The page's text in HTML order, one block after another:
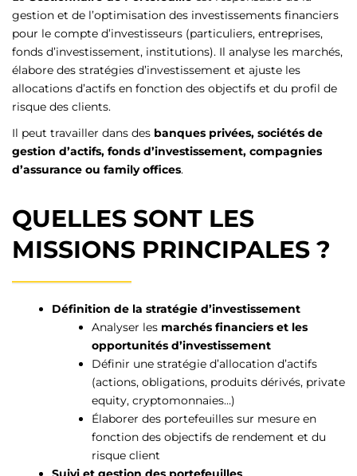
gestion et de l’optimisation des investissements financiers
pour le compte d’investisseurs (particuliers, entreprises,
fonds d’investissement, institutions). Il analyse les marchés,
élabore des stratégies d’investissement et ajuste les
allocations d’actifs en fonction des objectifs et du profil de
risque des clients.
Il peut travailler dans des banques privées, sociétés de
gestion d’actifs, fonds d’investissement, compagnies
d’assurance ou family offices.
QUELLES SONT LES
MISSIONS PRINCIPALES ?
Définition de la stratégie d’investissement
Analyser les marchés financiers et les
opportunités d’investissement
Définir une stratégie d’allocation d’actifs
(actions, obligations, produits dérivés, private
equity, cryptomonnaies…)
Élaborer des portefeuilles sur mesure en
fonction des objectifs de rendement et du
risque client